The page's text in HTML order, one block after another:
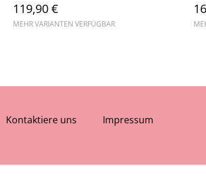
119,90 €
MEHR VARIANTEN VERFÜGBAR
Kontaktiere uns Impressum